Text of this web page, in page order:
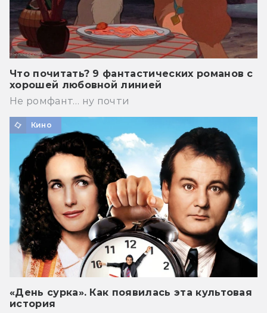
Что почитать? 9 фантастических романов с
хорошей любовной линией
Не ромфант… ну почти
Кино
«День сурка». Как появилась эта культовая
история